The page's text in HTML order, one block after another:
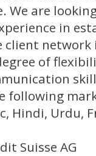
We are
in
client
of
following
Hindi, Urdu,
Suisse AG